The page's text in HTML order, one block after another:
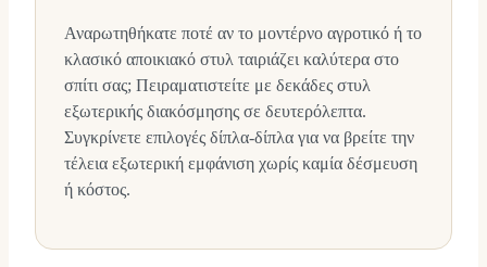
Αναρωτηθήκατε ποτέ αν το μοντέρνο αγροτικό ή το
κλασικό αποικιακό στυλ ταιριάζει καλύτερα στο
σπίτι σας; Πειραματιστείτε με δεκάδες στυλ
εξωτερικής διακόσμησης σε δευτερόλεπτα.
Συγκρίνετε επιλογές δίπλα-δίπλα για να βρείτε την
τέλεια εξωτερική εμφάνιση χωρίς καμία δέσμευση
ή κόστος.